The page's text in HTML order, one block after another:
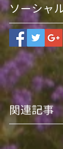
ソーシャ
関連記事